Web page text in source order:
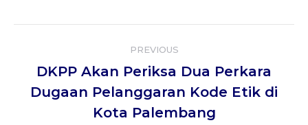
navigation
PREVIOUS
Previous
DKPP Akan Periksa Dua Perkara
Dugaan Pelanggaran Kode Etik di
Kota Palembang